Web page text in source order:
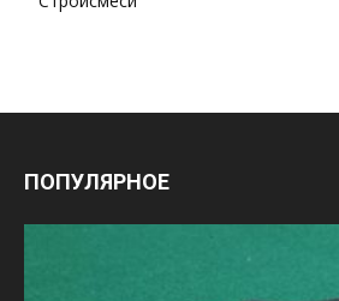
ПОПУЛЯРНОЕ